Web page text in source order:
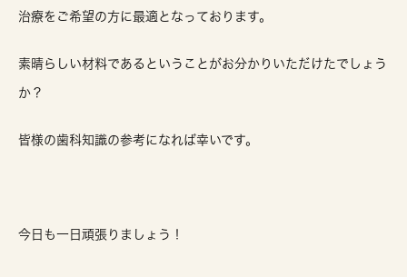
治療をご希望の方に最適となっております。
素晴らしい材料であるということがお分かりいただけたでしょう
か？
皆様の歯科知識の参考になれば幸いです。
今日も一日頑張りましょう！